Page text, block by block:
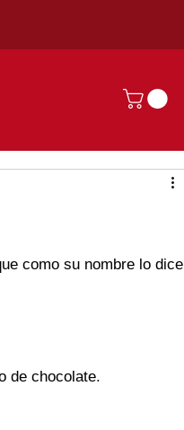
como su nombre lo dice
de chocolate.